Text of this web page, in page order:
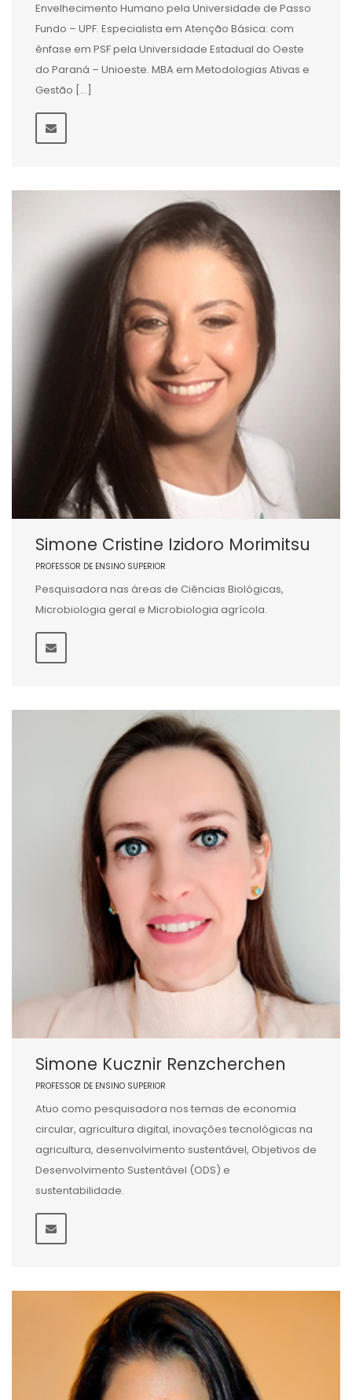
Envelhecimento Humano pela Universidade de Passo
Fundo – UPF. Especialista em Atenção Básica: com
ênfase em PSF pela Universidade Estadual do Oeste
do Paraná – Unioeste. MBA em Metodologias Ativas e
Gestão […]
Simone Cristine Izidoro Morimitsu
PROFESSOR DE ENSINO SUPERIOR
Pesquisadora nas áreas de Ciências Biológicas,
Microbiologia geral e Microbiologia agrícola.
Simone Kucznir Renzcherchen
PROFESSOR DE ENSINO SUPERIOR
Atuo como pesquisadora nos temas de economia
circular, agricultura digital, inovações tecnológicas na
agricultura, desenvolvimento sustentável, Objetivos de
Desenvolvimento Sustentável (ODS) e
sustentabilidade.